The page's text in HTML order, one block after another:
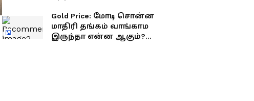
மக்களுக்கு ஜாக்பாட்.!
ஜாலியா போங்க நகை
கடைக்கு.!
Gold Price: மோடி சொன்ன
மாதிரி தங்கம் வாங்காம
இருந்தா என்ன ஆகும்?